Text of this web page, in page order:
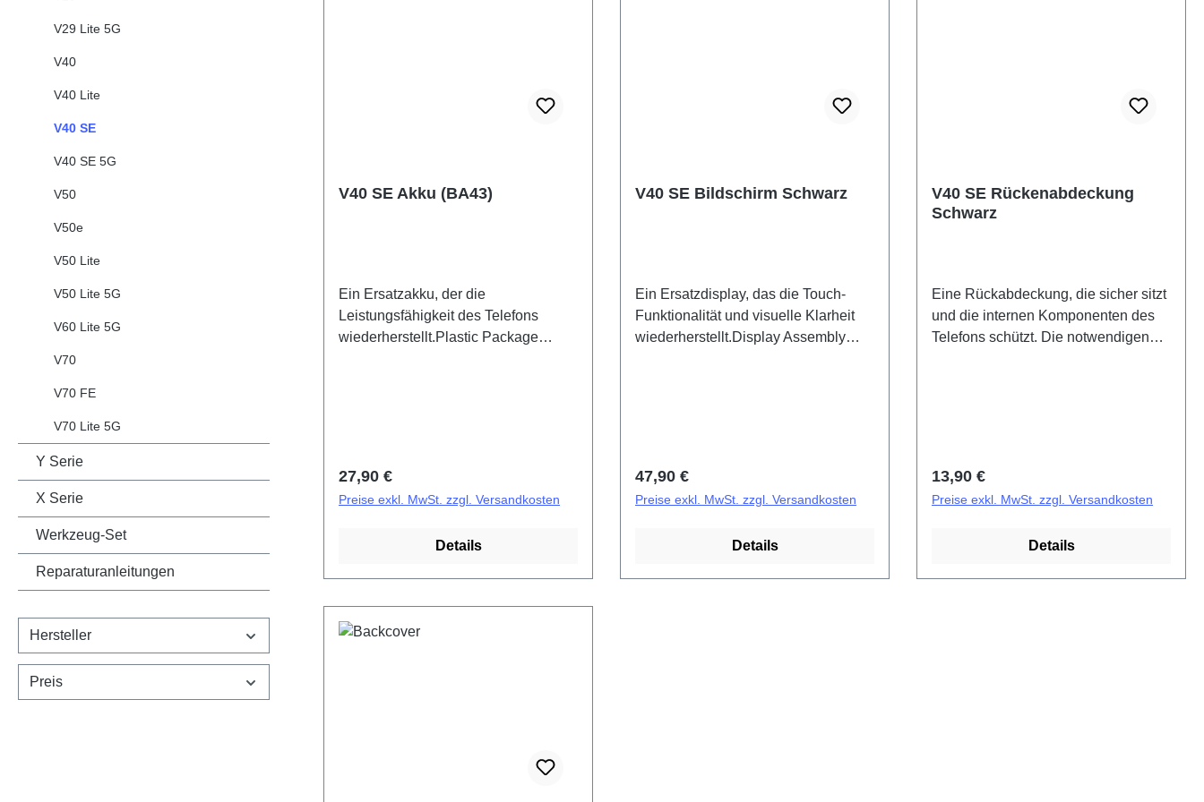
V29 Lite 5G
V40
V40 Lite
V40 SE
V40 SE 5G
V50
V50e
V50 Lite
V50 Lite 5G
V60 Lite 5G
V70
V70 FE
V70 Lite 5G
Y Serie
X Serie
Werkzeug-Set
Reparaturanleitungen
Hersteller
Preis
V40 SE Akku (BA43)
Ein Ersatzakku, der die
Leistungsfähigkeit des Telefons
wiederherstellt.Plastic Package
Regulärer Preis:
27,90 €
Preise exkl. MwSt. zzgl. Versandkosten
Details
V40 SE Bildschirm Schwarz
Ein Ersatzdisplay, das die Touch-
Funktionalität und visuelle Klarheit
wiederherstellt.Display Assembly
Regulärer Preis:
47,90 €
Preise exkl. MwSt. zzgl. Versandkosten
Details
V40 SE Rückenabdeckung
Schwarz
Eine Rückabdeckung, die sicher sitzt
und die internen Komponenten des
Telefons schützt. Die notwendigen
Regulärer Preis:
13,90 €
Preise exkl. MwSt. zzgl. Versandkosten
Details